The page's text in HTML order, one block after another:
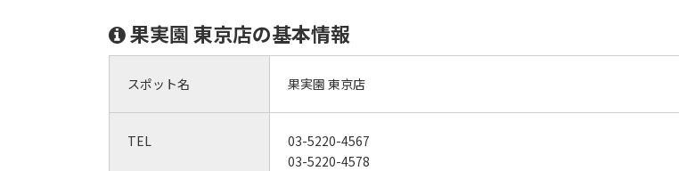
果実園 東京店の基本情報
スポット名 果実園 東京店
TEL
03-5220-4567
03-5220-4578